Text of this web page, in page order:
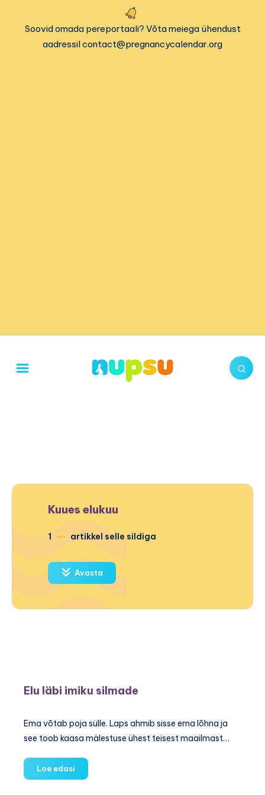
Soovid omada pereportaali? Võta meiega ühendust
aadressil contact@pregnancycalendar.org
Kuues elukuu
1 artikkel selle sildiga
Avasta
Elu läbi imiku silmade
Ema võtab poja sülle. Laps ahmib sisse ema lõhna ja
see toob kaasa mälestuse ühest teisest maailmast…
Loe edasi
läbi